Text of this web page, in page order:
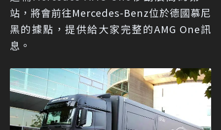
站，將會前往Mercedes-Benz位於德國慕尼
黑的據點，提供給大家完整的AMG One訊
息。